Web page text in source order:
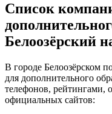
Список
Белоозёрский
В городе Белоозёрском
для дополнительного
телефонов, рейтингами,
официальных сайтов: